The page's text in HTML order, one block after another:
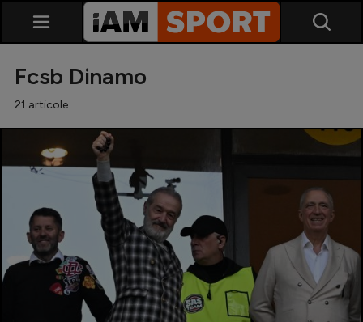
SuperLiga
Liga 2
Cupa României
Echipa Națională
Fcsb Dinamo
21 articole